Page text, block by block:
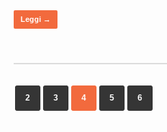
Leggi →
2 3 4 5 6